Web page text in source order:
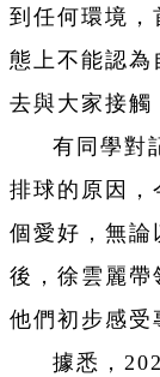
到任何環境，
態上不能認為
去與大家接觸
有同學對
排球的原因，
個愛好，無論
後，徐雲麗帶
他們初步感受
據悉，